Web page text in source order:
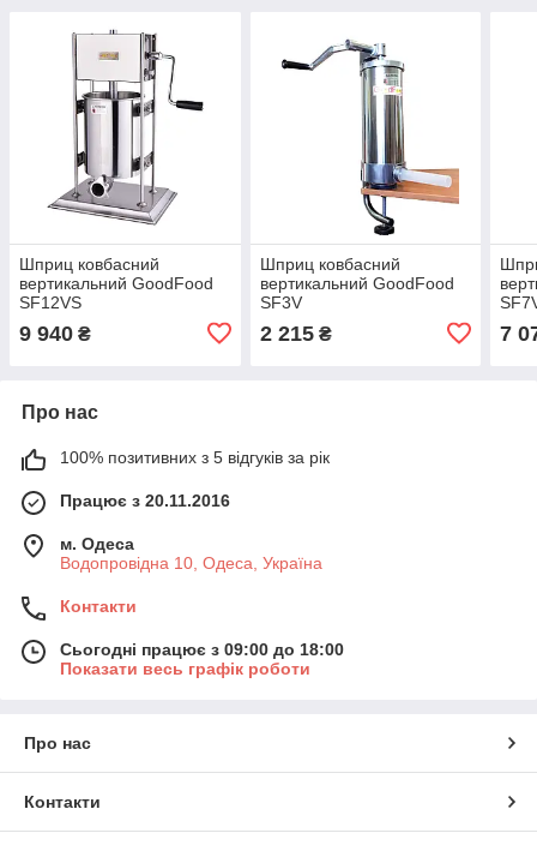
Шприц ковбасний
вертикальний GoodFood
SF12VS
9 940 ₴
Шприц ковбасний
вертикальний GoodFood
SF3V
2 215₴ 7
Про нас
100% позитивних з 5 відгуків за рік
Працює з 20.11.2016
м. Одеса
Водопровідна 10, Одеса, Україна
Контакти
Сьогодні працює з 09:00 до 18:00
Показати весь графік роботи
Про нас
Контакти